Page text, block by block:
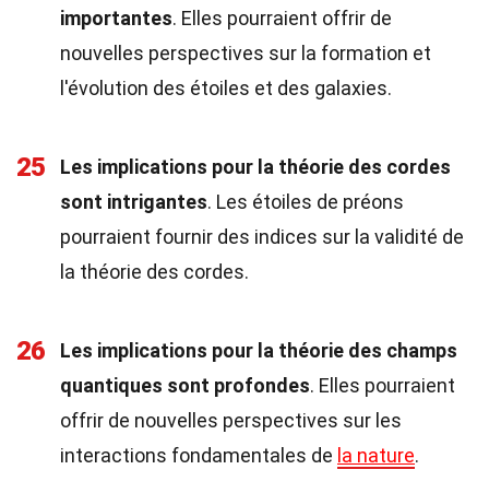
importantes. Elles pourraient offrir de
nouvelles perspectives sur la formation et
l'évolution des étoiles et des galaxies.
25
Les implications pour la théorie des cordes
sont intrigantes. Les étoiles de préons
pourraient fournir des indices sur la validité de
la théorie des cordes.
26
Les implications pour la théorie des champs
quantiques sont profondes. Elles pourraient
offrir de nouvelles perspectives sur les
interactions fondamentales de la nature.